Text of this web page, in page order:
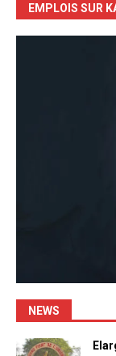
EMPLOIS SUR
NEWS